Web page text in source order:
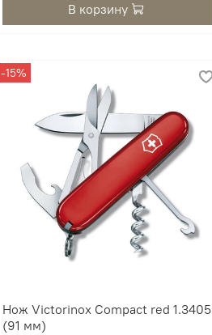
В корзину
-15%
Нож Victorinox Compact red 1.3405
(91 мм)